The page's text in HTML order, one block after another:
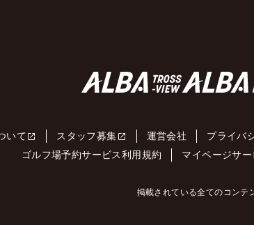
いて スタッフ募集 運営会社 プライバ
ゴルフ場予約サービス利用規約
マイページサ
掲載されている全てのコン